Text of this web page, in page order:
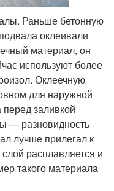
Раньше бетонную
оклеивали
материал, он
используют более
Оклеечную
для наружной
заливкой
— разновидность
лучше прилегал к
расплавляется и
такого материала